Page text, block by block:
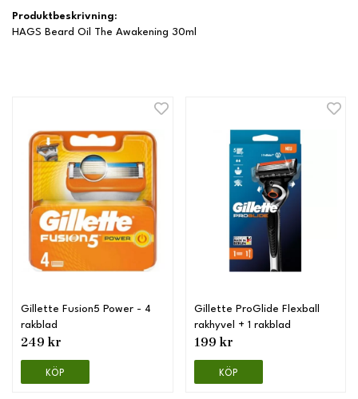
Produktbeskrivning:
HAGS Beard Oil The Awakening 30ml
Gillette Fusion5 Power - 4
rakblad
249 kr
KÖP
Gillette ProGlide Flexball
rakhyvel + 1 rakblad
199 kr
KÖP